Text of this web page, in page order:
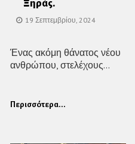
Ξηράς.
19 Σεπτεμβρίου, 2024
Ένας ακόμη θάνατος νέου
ανθρώπου, στελέχους...
Περισσότερα...